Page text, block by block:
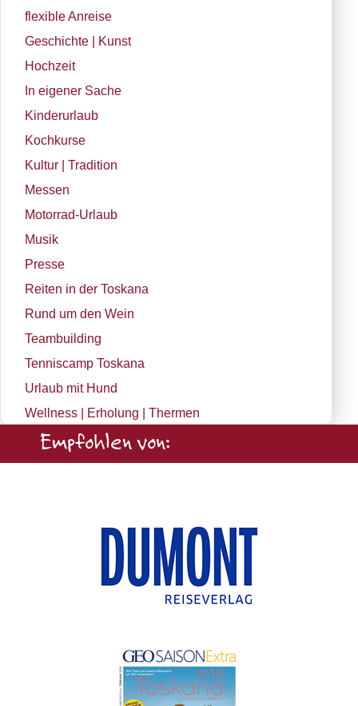
flexible Anreise
Geschichte | Kunst
Hochzeit
In eigener Sache
Kinderurlaub
Kochkurse
Kultur | Tradition
Messen
Motorrad-Urlaub
Musik
Presse
Reiten in der Toskana
Rund um den Wein
Teambuilding
Tenniscamp Toskana
Urlaub mit Hund
Wellness | Erholung | Thermen
Empfohlen von: